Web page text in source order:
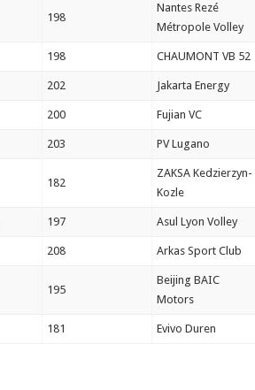
198
Nantes Rezé
Métropole Volley
198 CHAUMONT VB 52
202 Jakarta Energy
200 Fujian VC
203 PV Lugano
182
ZAKSA Kedzierzyn-
Kozle
197 Asul Lyon Volley
208 Arkas Sport Club
195
Beijing BAIC
Motors
181 Evivo Duren